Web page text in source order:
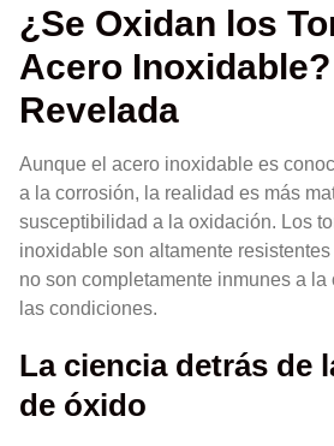
¿Se Oxidan los
Acero
Revelada
Aunque el acero inoxidable es
a la corrosión, la realidad es más
susceptibilidad a la oxidación. Los
inoxidable son altamente
no son completamente inmunes a
las condiciones.
La ciencia detrás de
de óxido